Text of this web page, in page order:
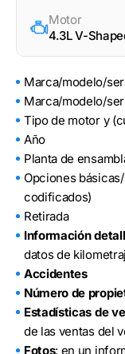
Motor
4.3L V-
Marca/modelo/
Marca/modelo/
Tipo de motor y
Año
Planta de
Opciones
codificados)
Retirada
Información
datos de
Accidentes
Número de
Estadísticas de
de las ventas del
Fotos: en un